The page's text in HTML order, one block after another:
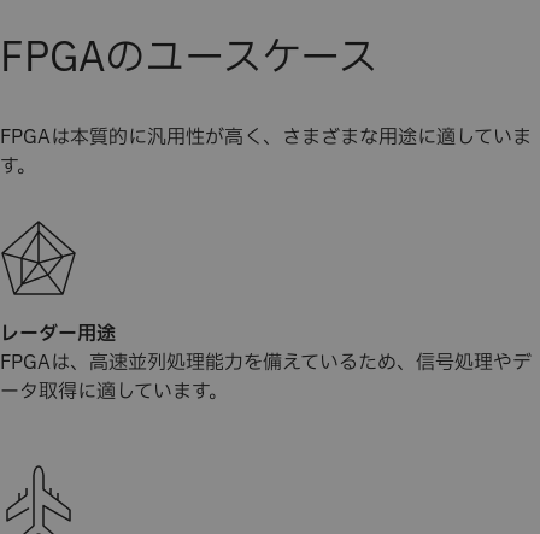
FPGAのユースケース
FPGAは本質的に汎用性が高く、さまざまな用途に適していま
す。
レーダー用途
FPGAは、高速並列処理能力を備えているため、信号処理やデ
ータ取得に適しています。